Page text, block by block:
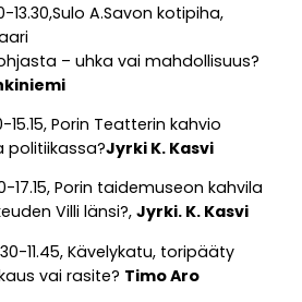
13.30,Sulo A.Savon kotipiha,
– uhka vai mahdollisuus?
15.15, Porin Teatterin kahvio
politiikassa?Jyrki K. Kasvi
17.15, Porin taidemuseon kahvila
Villi länsi?, Jyrki. K. Kasvi
11.45, Kävelykatu, toripääty
vai rasite? Timo Aro